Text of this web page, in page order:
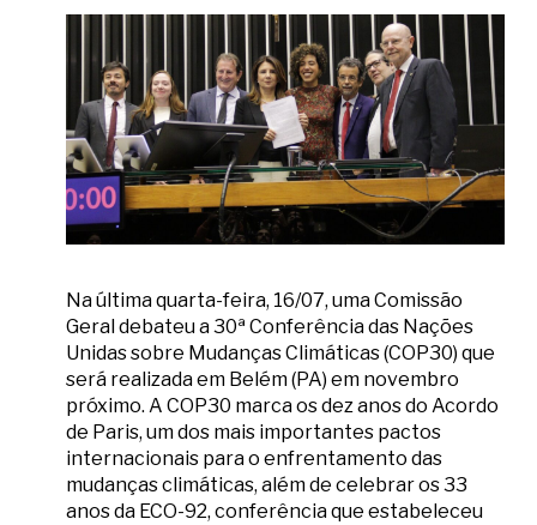
Na última quarta-feira, 16/07, uma Comissão
Geral debateu a 30ª Conferência das Nações
Unidas sobre Mudanças Climáticas (COP30) que
será realizada em Belém (PA) em novembro
próximo. A COP30 marca os dez anos do Acordo
de Paris, um dos mais importantes pactos
internacionais para o enfrentamento das
mudanças climáticas, além de celebrar os 33
anos da ECO-92, conferência que estabeleceu